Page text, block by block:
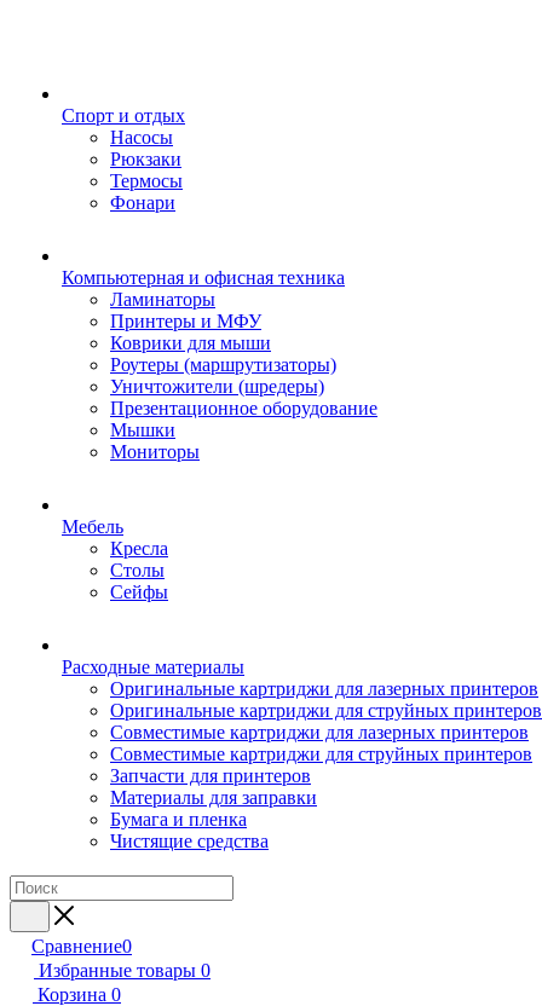
Спорт и отдых
Насосы
Рюкзаки
Термосы
Фонари
Компьютерная и офисная техника
Ламинаторы
Принтеры и МФУ
Коврики для мыши
Роутеры (маршрутизаторы)
Уничтожители (шредеры)
Презентационное оборудование
Мышки
Мониторы
Мебель
Кресла
Столы
Сейфы
Расходные материалы
Оригинальные картриджи для лазерных принтеров
Оригинальные картриджи для струйных принтеров
Совместимые картриджи для лазерных принтеров
Совместимые картриджи для струйных принтеров
Запчасти для принтеров
Материалы для заправки
Бумага и пленка
Чистящие средства
Сравнение0
Избранные товары 0
Корзина 0